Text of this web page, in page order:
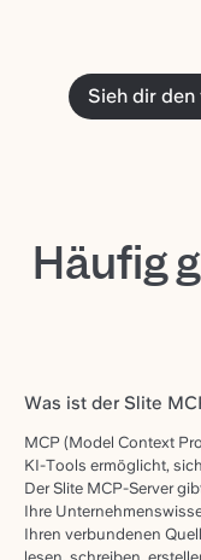
Sieh dir
Häufig
Was ist der Slite
MCP (Model Context
KI-Tools ermöglicht,
Der Slite MCP-Server
Ihre
Ihren verbundenen